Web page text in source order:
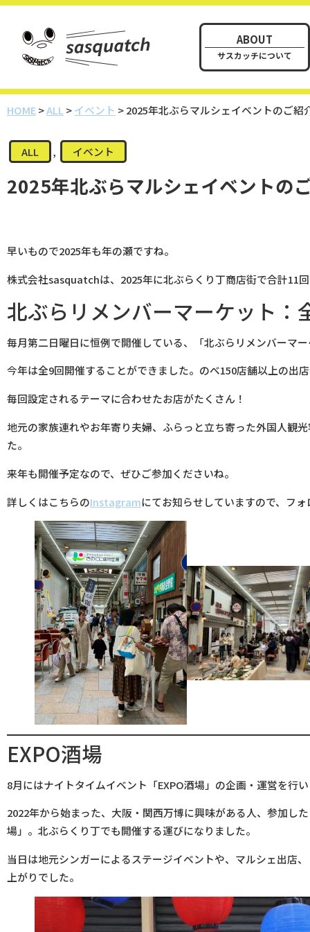
ABOUT
サスカッチについて
HOME>ALL >イベント >2025年北ぶらマルシェイベントのご紹
ALL , イベント
2025年北ぶらマルシェイベントの
早いもので2025年も年の瀬ですね。
株式会社sasquatchは、2025年に北ぶらくり丁商店街で合計11
北ぶらリメンバーマーケット：
毎月第二日曜日に恒例で開催している、「北ぶらリメンバーマ
今年は全9回開催することができました。のべ150店舗以上の出
毎回設定されるテーマに合わせたお店がたくさん！
地元の家族連れやお年寄り夫婦、ふらっと立ち寄った外国人観
た。
来年も開催予定なので、ぜひご参加くださいね。
詳しくはこちらのInstagramにてお知らせしていますので、フ
EXPO酒場
8月にはナイトタイムイベント「EXPO酒場」の企画・運営を行
2022年から始まった、大阪・関西万博に興味がある人、参加し
場」。北ぶらくり丁でも開催する運びになりました。
当日は地元シンガーによるステージイベントや、マルシェ出店
上がりでした。